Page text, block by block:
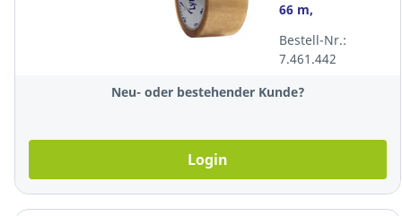
66 m,
Packung à 6
Rollen
Bestell-Nr.:
7.461.442
Neu- oder bestehender Kunde?
Login